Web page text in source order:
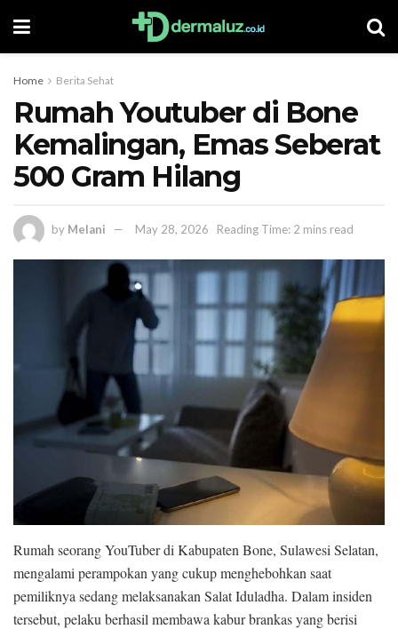
Home Berita Sehat
Rumah Youtuber di Bone
Kemalingan, Emas Seberat
500 Gram Hilang
by Melani May 28, 2026 Reading Time: 2 mins read
Rumah seorang YouTuber di Kabupaten Bone, Sulawesi Selatan,
mengalami perampokan yang cukup menghebohkan saat
pemiliknya sedang melaksanakan Salat Iduladha. Dalam insiden
tersebut, pelaku berhasil membawa kabur brankas yang berisi